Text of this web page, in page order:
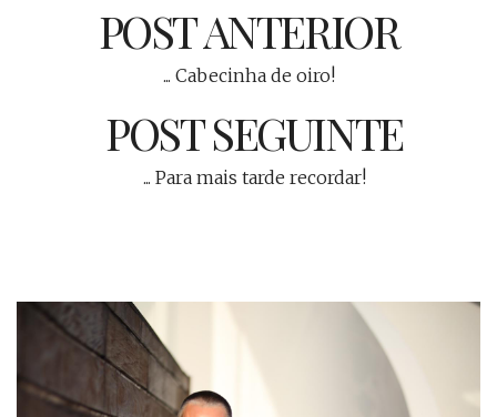
POST ANTERIOR
... Cabecinha de oiro!
POST SEGUINTE
... Para mais tarde recordar!